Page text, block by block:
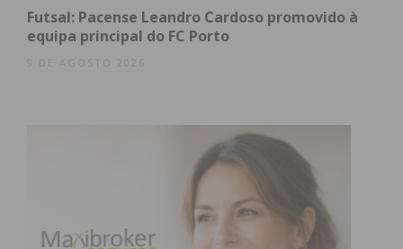
Assine nossa newsletter por e-mail e
obtenha de forma regular a informação
atualizada.
Futsal: Pacense Leandro Cardoso promovido à
equipa principal do FC Porto
9 DE AGOSTO 2026